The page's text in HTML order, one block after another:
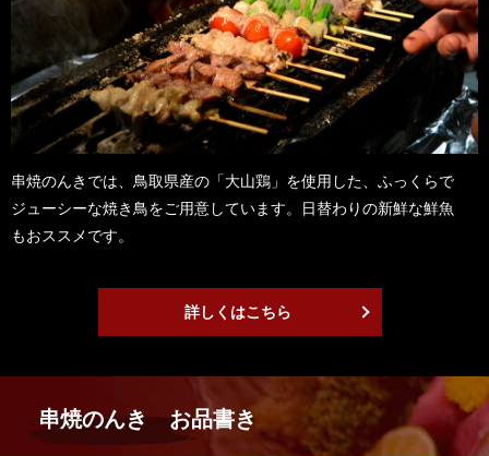
串焼のんきでは、鳥取県産の「大山鶏」を使用した、ふっくらで
ジューシーな焼き鳥をご用意しています。日替わりの新鮮な鮮魚
もおススメです。
詳しくはこちら
串焼のんき お品書き